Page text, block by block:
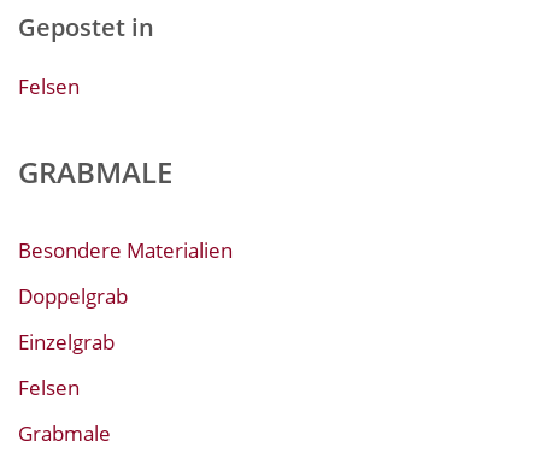
Gepostet in
Felsen
GRABMALE
Besondere Materialien
Doppelgrab
Einzelgrab
Felsen
Grabmale